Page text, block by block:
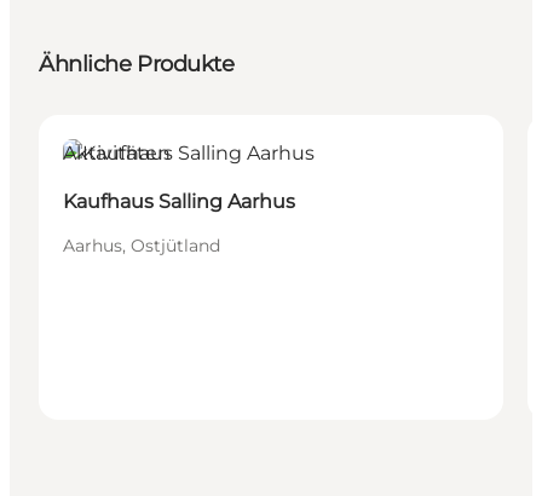
Ähnliche Produkte
Aktivitäten
Kaufhaus Salling Aarhus
Aarhus, Ostjütland